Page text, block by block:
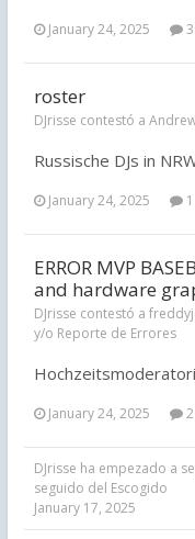
January 24, 2025
roster
DJrisse contestó a
Russische DJs in
January 24, 2025
ERROR MVP
and hardware
DJrisse contestó a
y/o Reporte de Errores
January 24, 2025
DJrisse ha empezado a
seguido del Escogido
January 17, 2025